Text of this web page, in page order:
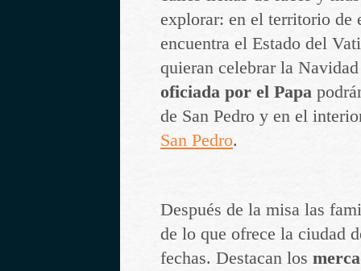
explorar: en el territorio de
encuentra el Estado del
quieran celebrar la
oficiada por el Papa
de San Pedro y en el
San Pedro.
Después de la misa las
de lo que ofrece la ciudad
fechas. Destacan los